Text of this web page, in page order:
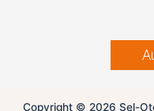
Copyright © 2026 Sel-